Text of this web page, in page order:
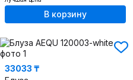
В корзину
33033 ₸